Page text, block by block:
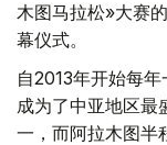
木图马拉松»大赛
幕仪式。
自2013年开始每
成为了中亚地区最
一，而阿拉木图半